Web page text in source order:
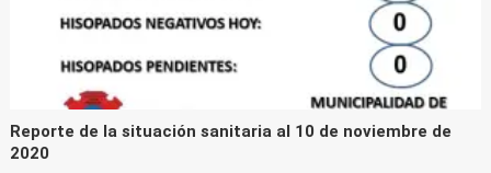
Reporte de la situación sanitaria al 10 de noviembre de
2020